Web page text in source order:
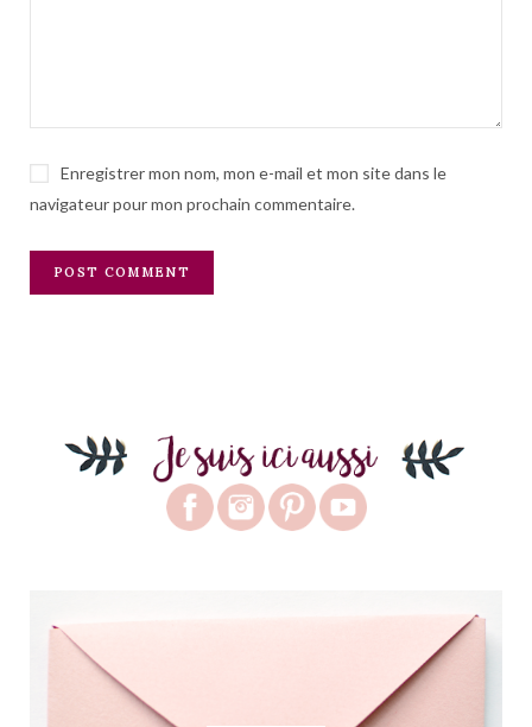
Enregistrer mon nom, mon e-mail et mon site dans le
navigateur pour mon prochain commentaire.